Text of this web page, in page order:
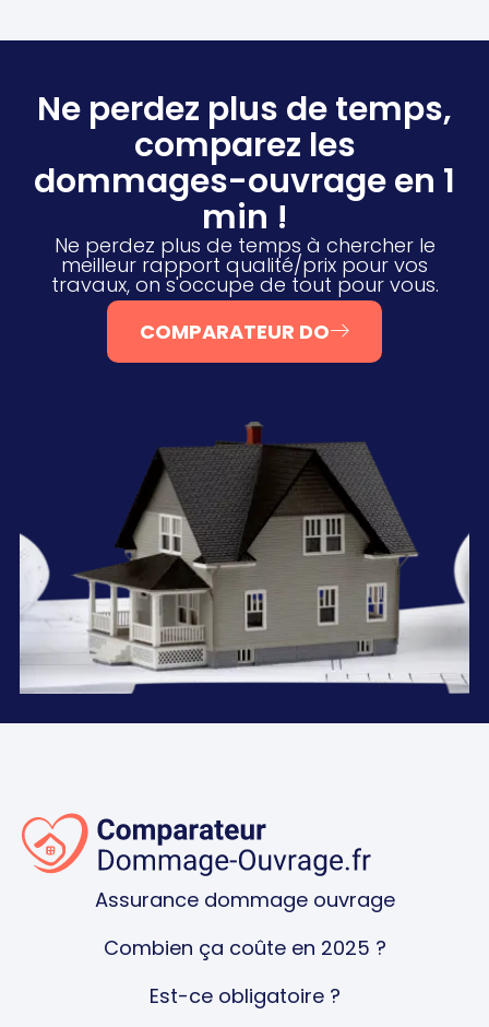
Ne perdez plus de temps,
comparez les
dommages-ouvrage en 1
min !
Ne perdez plus de temps à chercher le
meilleur rapport qualité/prix pour vos
travaux, on s'occupe de tout pour vous.
COMPARATEUR DO
Assurance dommage ouvrage
Combien ça coûte en 2025 ?
Est-ce obligatoire ?